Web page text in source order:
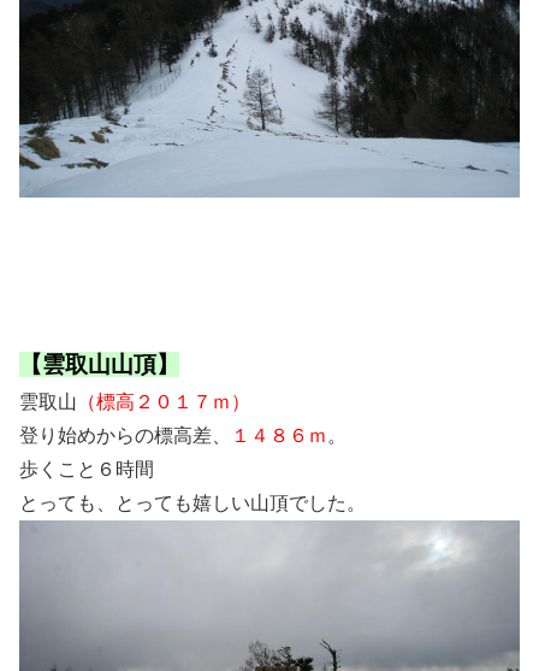
【雲取山山頂】
雲取山 （標高２０１７ｍ）
登り始めからの標高差、
１４８６ｍ 。
歩くこと６時間
とっても、とっても嬉しい山頂でした。